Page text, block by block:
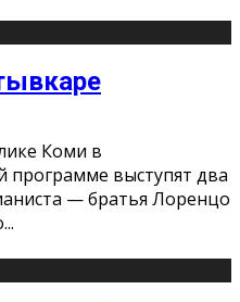
Коми в
программе выступят два
— братья Лоренцо
...